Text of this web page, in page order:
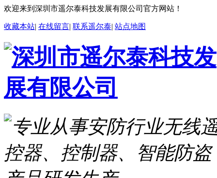
欢迎来到深圳市遥尔泰科技发展有限公司官方网站！
收藏本站| 在线留言| 联系遥尔泰| 站点地图